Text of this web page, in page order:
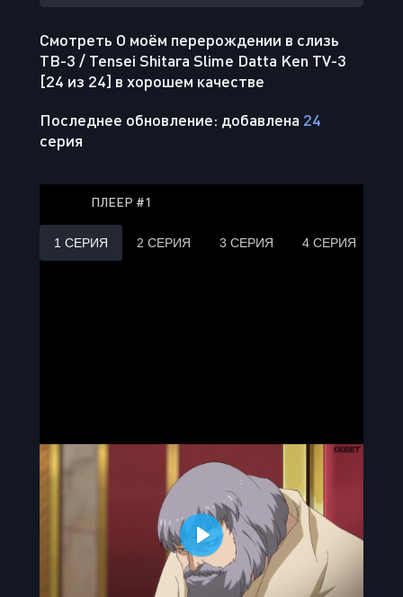
Смотреть О моём перерождении в слизь
ТВ-3 / Tensei Shitara Slime Datta Ken TV-3
[24 из 24] в хорошем качестве
Последнее обновление: добавлена 24
серия
ПЛЕЕР #1